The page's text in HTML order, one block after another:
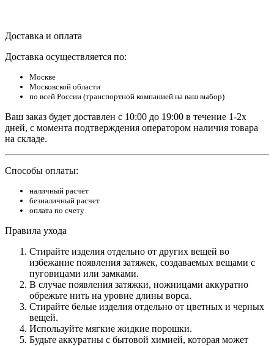
Доставка и оплата
Доставка осуществляется по:
Москве
Московской области
по всей России (транспортной компанией на ваш выбор)
Ваш заказ будет доставлен с 10:00 до 19:00 в течение 1-2х
дней, с момента подтверждения оператором наличия товара
на складе.
Способы оплаты:
наличный расчет
безналичный расчет
оплата по счету
Правила ухода
Стирайте изделия отдельно от других вещей во
избежание появления затяжек, создаваемых вещами с
пуговицами или замками.
В случае появления затяжки, ножницами аккуратно
обрежьте нить на уровне длины ворса.
Стирайте белые изделия отдельно от цветных и черных
вещей.
Используйте мягкие жидкие порошки.
Будьте аккуратны с бытовой химией, которая может